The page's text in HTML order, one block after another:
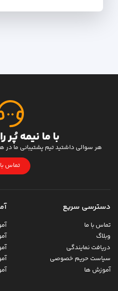
با ما نیمه پُر
هر سوالی داشتید تیم پشتیبانی ما
تماس
دسترسی سریع
تماس با ما
وبلاگ
دریافت نمایندگی
سیاست حریم خصوصی
آموزش ها